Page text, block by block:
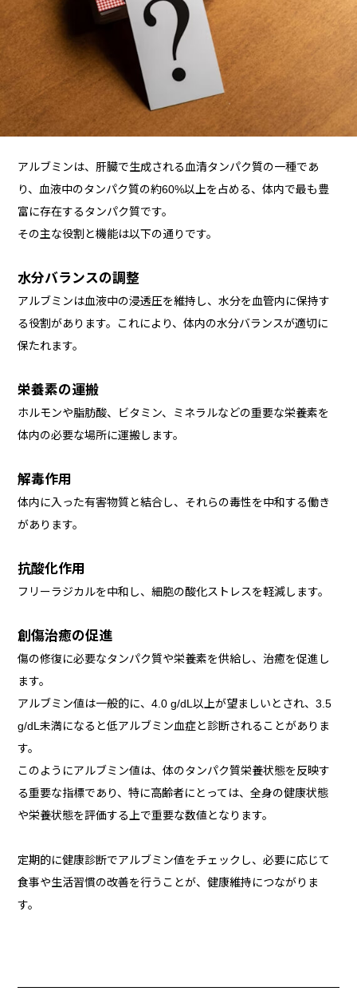
アルブミンは、肝臓で生成される血清タンパク質の一種であ
り、血液中のタンパク質の約60%以上を占める、体内で最も豊
富に存在するタンパク質です。
その主な役割と機能は以下の通りです。
水分バランスの調整
アルブミンは血液中の浸透圧を維持し、水分を血管内に保持す
る役割があります。これにより、体内の水分バランスが適切に
保たれます。
栄養素の運搬
ホルモンや脂肪酸、ビタミン、ミネラルなどの重要な栄養素を
体内の必要な場所に運搬します。
解毒作用
体内に入った有害物質と結合し、それらの毒性を中和する働き
があります。
抗酸化作用
フリーラジカルを中和し、細胞の酸化ストレスを軽減します。
創傷治癒の促進
傷の修復に必要なタンパク質や栄養素を供給し、治癒を促進し
ます。
アルブミン値は一般的に、4.0 g/dL以上が望ましいとされ、3.5
g/dL未満になると低アルブミン血症と診断されることがありま
す。
このようにアルブミン値は、体のタンパク質栄養状態を反映す
る重要な指標であり、特に高齢者にとっては、全身の健康状態
や栄養状態を評価する上で重要な数値となります。
定期的に健康診断でアルブミン値をチェックし、必要に応じて
食事や生活習慣の改善を行うことが、健康維持につながりま
す。